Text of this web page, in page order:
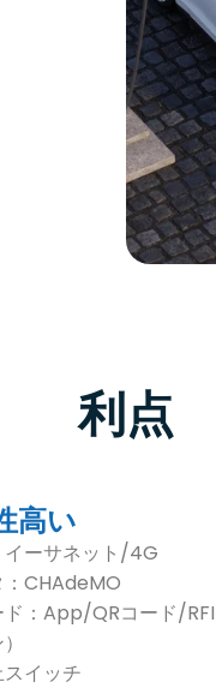
利点
高い
イーサネット/4G
：CHAdeMO
ド：App/QRコード/
イッチ